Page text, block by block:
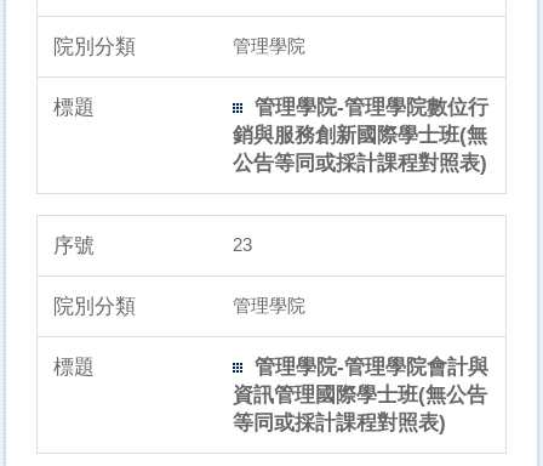
管理學院
管理學院-管理學院數位行
銷與服務創新國際學士班(無
公告等同或採計課程對照表)
23
管理學院
管理學院-管理學院會計與
資訊管理國際學士班(無公告
等同或採計課程對照表)